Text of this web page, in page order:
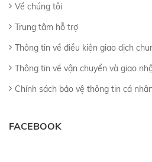
Về chúng tôi
Trung tâm hỗ trợ
Thông tin về điều kiện giao dịch
Thông tin về vận chuyển và giao
Chính sách bảo vệ thông tin cá
FACEBOOK